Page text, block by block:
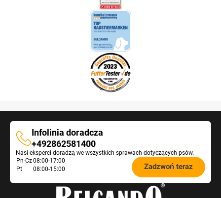
Infolinia doradcza
Infolinia
doradcza
+492862581400
Nasi eksperci doradzą we wszystkich sprawach dotyczących psów.
Öffnungszeiten
Futterberatung:
Pn-Cz08:00-17:00
Pt
08:00-15:00 Zadzwoń teraz